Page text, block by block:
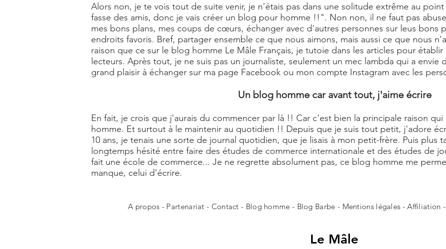
Alors non, je te vois tout de suite venir, je n'étais pas dans une solitude extrême au
fasse des amis, donc je vais créer un blog pour homme !!". Non non, il ne faut pas
mes bons plans, mes coups de cœurs, échanger avec d'autres personnes sur leus bons
endroits favoris. Bref, partager ensemble ce que nous aimons, mais aussi ce que nous
raison que ce sur le blog homme Le Mâle Français, je tutoie dans les articles pour
lecteurs. Après tout, je ne suis pas un journaliste, seulement un mec lambda qui a envie
grand plaisir à échanger sur ma page Facebook ou mon compte Instagram avec les
Un blog homme car avant tout, j'aime écrire
En fait, je crois que j'aurais du commencer par là !! Car c'est bien la principale raison
homme. Et surtout à le maintenir au quotidien !! Depuis que je suis tout petit, j'adore
10 ans, je tenais une sorte de journal quotidien, que je lisais à mon petit-frère. Puis plus
longtemps hésité entre faire des études de commerce internationale et des études de
fait une école de commerce... Je ne regrette absolument pas, ce blog homme me
manque, celui d'écrire.
A propos - Partenariat- Contact- Blog homme - Blog Barbe - Mentions légales -Affiliation
Le Mâle